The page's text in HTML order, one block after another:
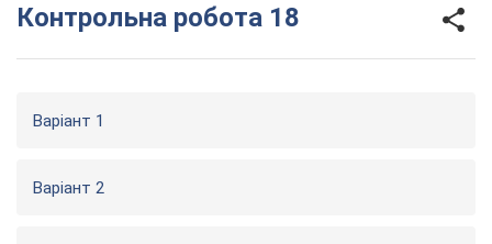
Контрольна робота 18
Варіант 1
Варіант 2